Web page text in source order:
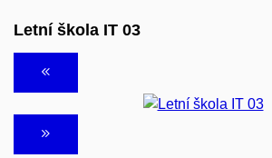
Letní škola IT 03